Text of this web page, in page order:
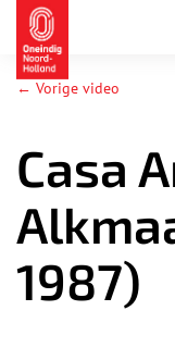
← Vorige video
Casa
1987)